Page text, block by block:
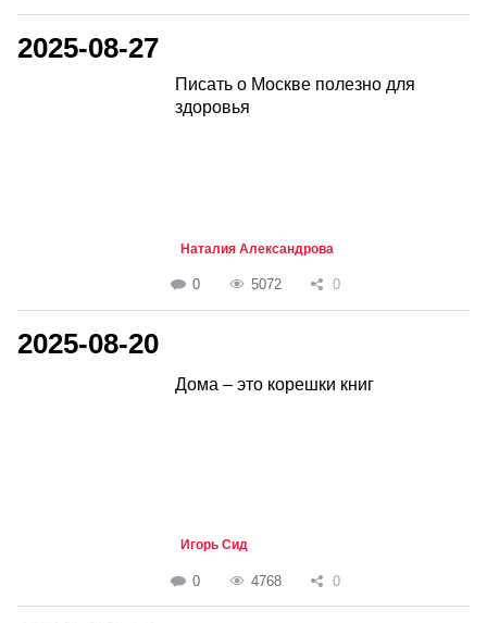
2025-08-27
Писать о Москве полезно для
здоровья
Наталия Александрова
0 5072 0
2025-08-20
Дома – это корешки книг
Игорь Сид
0 4768 0